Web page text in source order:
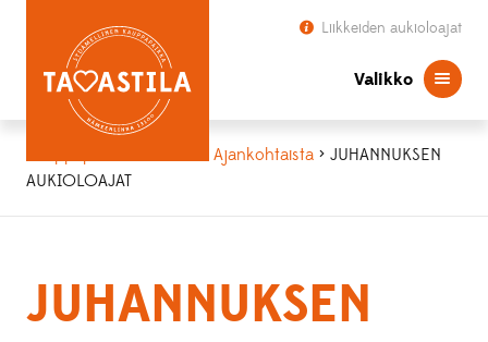
Liikkeiden aukioloajat
Valikko
>Ajankohtaista > JUHANNUKSEN
AUKIOLOAJAT
JUHANNUKSEN